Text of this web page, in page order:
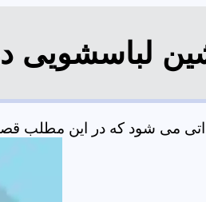
لباسشویی
می شود که در این مطلب قصد